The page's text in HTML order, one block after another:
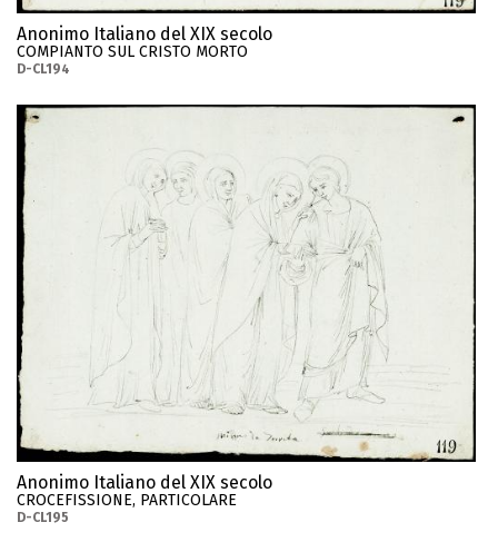
Anonimo Italiano del XIX secolo
COMPIANTO SUL CRISTO MORTO
D-CL194
Anonimo Italiano del XIX secolo
CROCEFISSIONE, PARTICOLARE
D-CL195